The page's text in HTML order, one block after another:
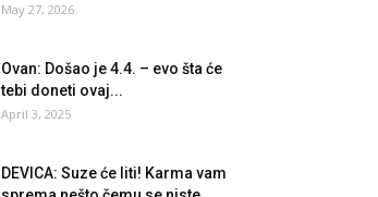
May 27, 2026
Ovan: Došao je 4.4. – evo šta će
tebi doneti ovaj...
April 3, 2025
DEVICA: Suze će liti! Karma vam